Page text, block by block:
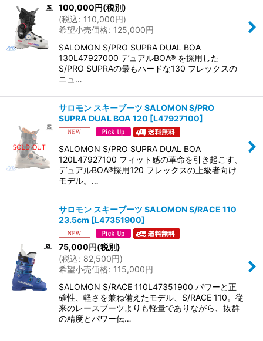
100,000円(税別)
(税込: 110,000円)
希望小売価格: 125,000円
SALOMON S/PRO SUPRA DUAL BOA
130L47927000 デュアルBOA® を採用した
S/PRO SUPRAの最もハードな130 フレックスの
ニュ…
サロモン スキーブーツ SALOMON S/PRO
SUPRA DUAL BOA 120 [L47927100]
SALOMON S/PRO SUPRA DUAL BOA
120L47927100 フィット感の革命を引き起こす、
デュアルBOA®採用120 フレックスの上級者向け
モデル。…
サロモン スキーブーツ SALOMON S/RACE 110
23.5cm [L47351900]
75,000円(税別)
(税込: 82,500円)
希望小売価格: 115,000円
SALOMON S/RACE 110L47351900 パワーと正
確性、軽さを兼ね備えたモデル、S/RACE 110。従
来のレースブーツよりも軽量でありながら、抜群
の精度とパワー伝…